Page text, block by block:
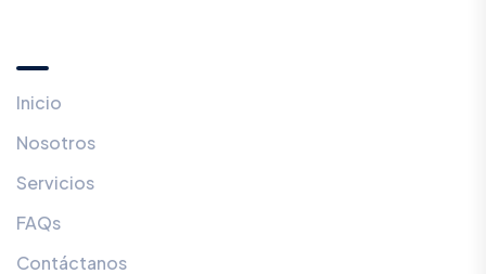
Inicio
Nosotros
Servicios
FAQs
Contáctanos